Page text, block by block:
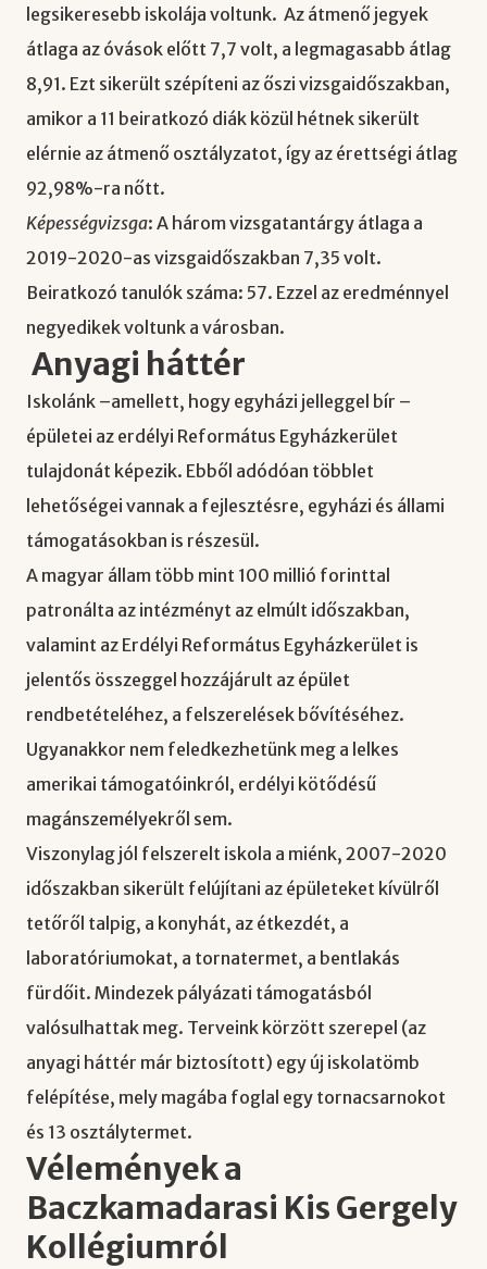
legsikeresebb iskolája voltunk. Az átmenő jegyek
átlaga az óvások előtt 7,7 volt, a legmagasabb átlag
8,91. Ezt sikerült szépíteni az őszi vizsgaidőszakban,
amikor a 11 beiratkozó diák közül hétnek sikerült
elérnie az átmenő osztályzatot, így az érettségi átlag
92,98%-ra nőtt.
Képességvizsga: A három vizsgatantárgy átlaga a
2019-2020-as vizsgaidőszakban 7,35 volt.
Beiratkozó tanulók száma: 57. Ezzel az eredménnyel
negyedikek voltunk a városban.
Anyagi háttér
Iskolánk –amellett, hogy egyházi jelleggel bír –
épületei az erdélyi Református Egyházkerület
tulajdonát képezik. Ebből adódóan többlet
lehetőségei vannak a fejlesztésre, egyházi és állami
támogatásokban is részesül.
A magyar állam több mint 100 millió forinttal
patronálta az intézményt az elmúlt időszakban,
valamint az Erdélyi Református Egyházkerület is
jelentős összeggel hozzájárult az épület
rendbetételéhez, a felszerelések bővítéséhez.
Ugyanakkor nem feledkezhetünk meg a lelkes
amerikai támogatóinkról, erdélyi kötődésű
magánszemélyekről sem.
Viszonylag jól felszerelt iskola a miénk, 2007-2020
időszakban sikerült felújítani az épületeket kívülről
tetőről talpig, a konyhát, az étkezdét, a
laboratóriumokat, a tornatermet, a bentlakás
fürdőit. Mindezek pályázati támogatásból
valósulhattak meg. Terveink körzött szerepel (az
anyagi háttér már biztosított) egy új iskolatömb
felépítése, mely magába foglal egy tornacsarnokot
és 13 osztálytermet.
Vélemények a
Baczkamadarasi Kis Gergely
Kollégiumról